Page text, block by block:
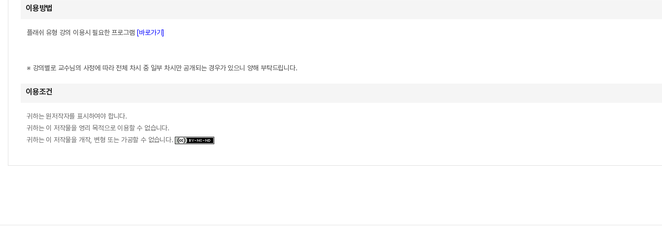
이용방법
플래쉬 유형 강의 이용시 필요한 프로그램 [바로가기]
※ 강의별로 교수님의 사정에 따라 전체 차시 중 일부 차시만 공개되는 경우가 있으니 양해 부탁드립니다.
이용조건
귀하는 원저작자를 표시하여야 합니다.
귀하는 이 저작물을 영리 목적으로 이용할 수 없습니다.
귀하는 이 저작물을 개작, 변형 또는 가공할 수 없습니다.